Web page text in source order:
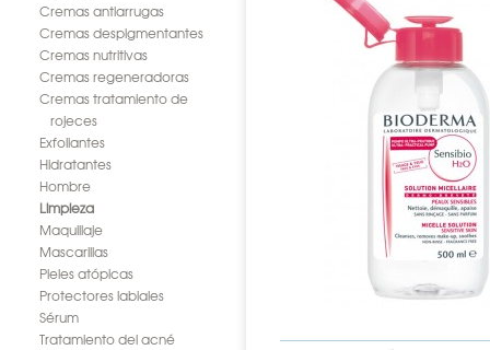
Cremas antiarrugas
Cremas despigmentantes
Cremas nutritivas
Cremas regeneradoras
Cremas tratamiento de
rojeces
Exfoliantes
Hidratantes
Hombre
Limpieza
Maquillaje
Mascarillas
Pieles atópicas
Protectores labiales
Sérum
Tratamiento del acné